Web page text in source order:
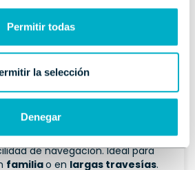
Permitir todas
la selección
Denegar
que combinaconfort,
de navegación. Ideal para
familiao en largas travesías.